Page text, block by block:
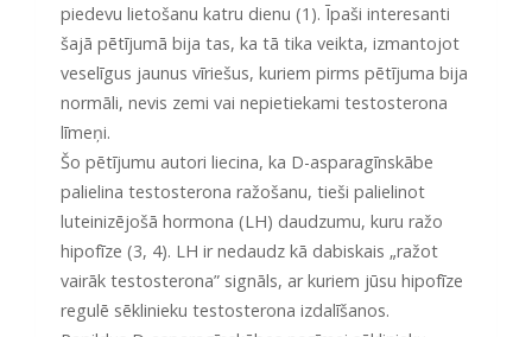
piedevu lietošanu katru dienu (1). Īpaši interesanti
šajā pētījumā bija tas, ka tā tika veikta, izmantojot
veselīgus jaunus vīriešus, kuriem pirms pētījuma bija
normāli, nevis zemi vai nepietiekami testosterona
līmeņi.
Šo pētījumu autori liecina, ka D-asparagīnskābe
palielina testosterona ražošanu, tieši palielinot
luteinizējošā hormona (LH) daudzumu, kuru ražo
hipofīze (3, 4). LH ir nedaudz kā dabiskais „ražot
vairāk testosterona” signāls, ar kuriem jūsu hipofīze
regulē sēklinieku testosterona izdalīšanos.